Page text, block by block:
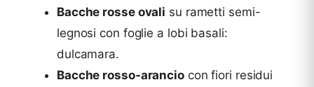
Bacche rosse ovali su rametti semi-
legnosi con foglie a lobi basali:
dulcamara.
Bacche rosso-aranciocon fiori residui